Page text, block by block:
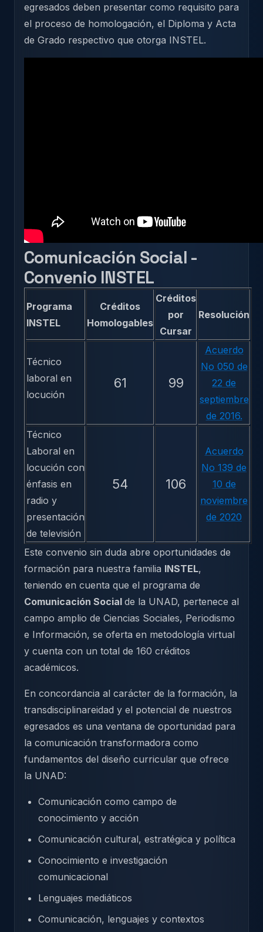
egresados deben presentar como requisito para
el proceso de homologación, el Diploma y Acta
de Grado respectivo que otorga INSTEL.
Comunicación Social -
Convenio INSTEL
Programa
INSTEL
Créditos
Homologables
Créditos
por
Cursar
Resolución
Técnico
laboral en
locución
61 99
Acuerdo
No 050 de
22 de
septiembre
de 2016.
Técnico
Laboral en
locución con
énfasis en
radio y
presentación
de televisión
54 106
Acuerdo
No 139 de
10 de
noviembre
de 2020
Este convenio sin duda abre oportunidades de
formación para nuestra familia INSTEL,
teniendo en cuenta que el programa de
Comunicación Social de la UNAD, pertenece al
campo amplio de Ciencias Sociales, Periodismo
e Información, se oferta en metodología virtual
y cuenta con un total de 160 créditos
académicos.
En concordancia al carácter de la formación, la
transdisciplinareidad y el potencial de nuestros
egresados es una ventana de oportunidad para
la comunicación transformadora como
fundamentos del diseño curricular que ofrece
la UNAD:
Comunicación como campo de
conocimiento y acción
Comunicación cultural, estratégica y política
Conocimiento e investigación
comunicacional
Lenguajes mediáticos
Comunicación, lenguajes y contextos